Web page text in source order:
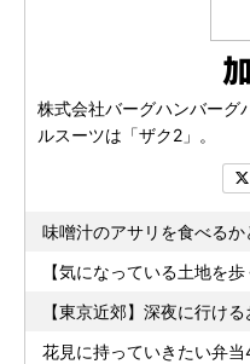
株式会社バーグハンバーグ
ルスーツは「ザク2」。
味噌汁のアサリを食べるか
【気になっている土地を
【東京近郊】深夜に行け
花見に持っていきたい弁当